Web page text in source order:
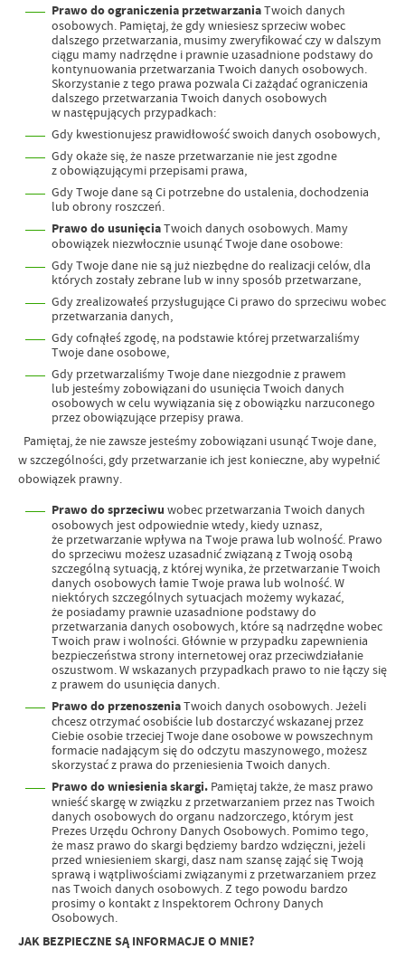
Prawo do ograniczenia przetwarzaniaTwoich danych
osobowych. Pamiętaj, że gdy wniesiesz sprzeciw wobec
dalszego przetwarzania, musimy zweryfikować czy w dalszym
ciągu mamy nadrzędne i prawnie uzasadnione podstawy do
kontynuowania przetwarzania Twoich danych osobowych.
Skorzystanie z tego prawa pozwala Ci zażądać ograniczenia
dalszego przetwarzania Twoich danych osobowych
w następujących przypadkach:
Gdy kwestionujesz prawidłowość swoich danych osobowych,
Gdy okaże się, że nasze przetwarzanie nie jest zgodne
z obowiązującymi przepisami prawa,
Gdy Twoje dane są Ci potrzebne do ustalenia, dochodzenia
lub obrony roszczeń.
Prawo do usunięciaTwoich danych osobowych. Mamy
obowiązek niezwłocznie usunąć Twoje dane osobowe:
Gdy Twoje dane nie są już niezbędne do realizacji celów, dla
których zostały zebrane lub w inny sposób przetwarzane,
Gdy zrealizowałeś przysługujące Ci prawo do sprzeciwu wobec
przetwarzania danych,
Gdy cofnąłeś zgodę, na podstawie której przetwarzaliśmy
Twoje dane osobowe,
Gdy przetwarzaliśmy Twoje dane niezgodnie z prawem
lub jesteśmy zobowiązani do usunięcia Twoich danych
osobowych w celu wywiązania się z obowiązku narzuconego
przez obowiązujące przepisy prawa.
Pamiętaj, że nie zawsze jesteśmy zobowiązani usunąć Twoje dane,
w szczególności, gdy przetwarzanie ich jest konieczne, aby wypełnić
obowiązek prawny.
Prawo do sprzeciwu wobec przetwarzania Twoich danych
osobowych jest odpowiednie wtedy, kiedy uznasz,
że przetwarzanie wpływa na Twoje prawa lub wolność. Prawo
do sprzeciwu możesz uzasadnić związaną z Twoją osobą
szczególną sytuacją, z której wynika, że przetwarzanie Twoich
danych osobowych łamie Twoje prawa lub wolność. W
niektórych szczególnych sytuacjach możemy wykazać,
że posiadamy prawnie uzasadnione podstawy do
przetwarzania danych osobowych, które są nadrzędne wobec
Twoich praw i wolności. Głównie w przypadku zapewnienia
bezpieczeństwa strony internetowej oraz przeciwdziałanie
oszustwom. W wskazanych przypadkach prawo to nie łączy się
z prawem do usunięcia danych.
Prawo do przenoszeniaTwoich danych osobowych. Jeżeli
chcesz otrzymać osobiście lub dostarczyć wskazanej przez
Ciebie osobie trzeciej Twoje dane osobowe w powszechnym
formacie nadającym się do odczytu maszynowego, możesz
skorzystać z prawa do przeniesienia Twoich danych.
Prawo do wniesienia skargi. Pamiętaj także, że masz prawo
wnieść skargę w związku z przetwarzaniem przez nas Twoich
danych osobowych do organu nadzorczego, którym jest
Prezes Urzędu Ochrony Danych Osobowych. Pomimo tego,
że masz prawo do skargi będziemy bardzo wdzięczni, jeżeli
przed wniesieniem skargi, dasz nam szansę zająć się Twoją
sprawą i wątpliwościami związanymi z przetwarzaniem przez
nas Twoich danych osobowych. Z tego powodu bardzo
prosimy o kontakt z Inspektorem Ochrony Danych
Osobowych.
JAK BEZPIECZNE SĄ INFORMACJE O MNIE?